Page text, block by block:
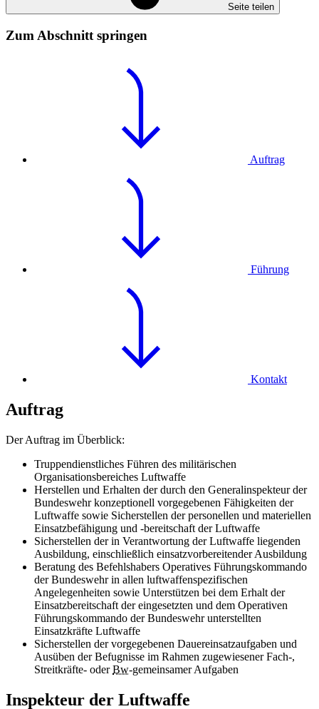
Seite teilen
Zum Abschnitt springen
Auftrag
Führung
Kontakt
Auftrag
Der Auftrag im Überblick:
Truppendienstliches Führen des militärischen
Organisationsbereiches Luftwaffe
Herstellen und Erhalten der durch den Generalinspekteur der
Bundeswehr konzeptionell vorgegebenen Fähigkeiten der
Luftwaffe sowie Sicherstellen der personellen und materiellen
Einsatzbefähigung und -bereitschaft der Luftwaffe
Sicherstellen der in Verantwortung der Luftwaffe liegenden
Ausbildung, einschließlich einsatzvorbereitender Ausbildung
Beratung des Befehlshabers Operatives Führungskommando
der Bundeswehrin allen luftwaffenspezifischen
Angelegenheiten sowie Unterstützen bei dem Erhalt der
Einsatzbereitschaft der eingesetzten und dem Operativen
Führungskommando der Bundeswehrunterstellten
Einsatzkräfte Luftwaffe
Sicherstellen der vorgegebenen Dauereinsatzaufgaben und
Ausüben der Befugnisse im Rahmen zugewiesener Fach-,
Streitkräfte- oderBw-gemeinsamer Aufgaben
Inspekteur der Luftwaffe